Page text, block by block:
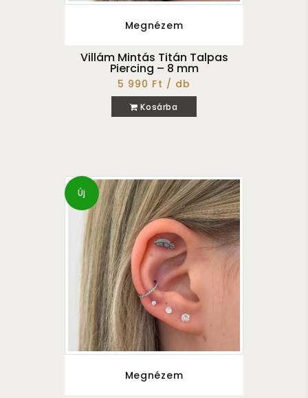
Megnézem
Villám Mintás Titán Talpas
Piercing – 8 mm
5 990 Ft / db
Kosárba
Új
Megnézem